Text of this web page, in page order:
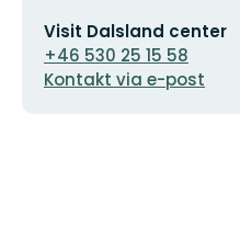
postadress
Visit Dalsland center
+46 530 25 15 58
Kontakt via e-post